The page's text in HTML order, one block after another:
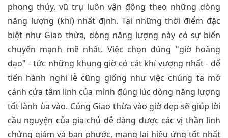
phong thủy, vũ trụ luôn vận động theo những dòng
năng lượng (khí) nhất định. Tại những thời điểm đặc
biệt như Giao thừa, dòng năng lượng này có sự biến
chuyển mạnh mẽ nhất. Việc chọn đúng "giờ hoàng
đạo" - tức những khung giờ có cát khí vượng nhất - để
tiến hành nghi lễ cũng giống như việc chúng ta mở
cánh cửa tâm linh của mình đúng lúc dòng năng lượng
tốt lành ùa vào. Cúng Giao thừa vào giờ đẹp sẽ giúp lời
cầu nguyện của gia chủ dễ dàng được các vị thần linh
chứng giám và ban phước, mang lại hiệu ứng tốt nhất